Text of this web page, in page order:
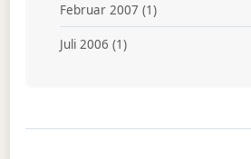
Februar 2007 (1)
Juli 2006 (1)